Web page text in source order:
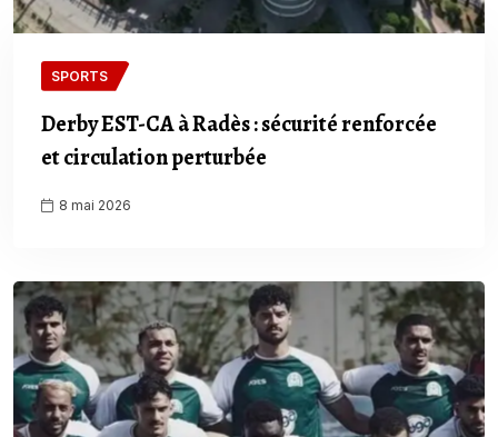
SPORTS
Derby EST-CA à Radès : sécurité renforcée
et circulation perturbée
8 mai 2026